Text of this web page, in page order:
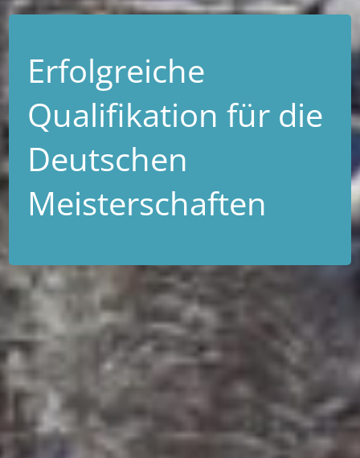
Erfolgreiche
Qualifikation für die
Deutschen
Meisterschaften
Ein erfolgreiches Wettkampfwochenende liegt hinter
unseren Sommerbiathleten des Ski-Club Wilzenberg
beim Qualifikationswettkampf für die Deutschen
Meisterschaften in Laubach (Hessen).
Nina Chomse (Klasse Damen 2) zeigte eine starke
Leistung und sicherte sich gleich zwei Siege: